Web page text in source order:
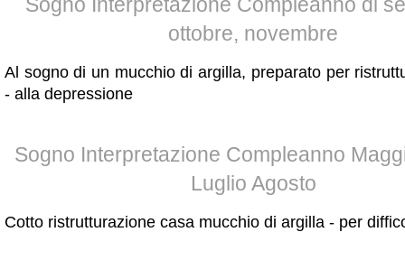
ottobre, novembre
Al sogno di un mucchio di argilla, preparato per
- alla depressione
Sogno Interpretazione Compleanno
Luglio Agosto
Cotto ristrutturazione casa mucchio di argilla - per